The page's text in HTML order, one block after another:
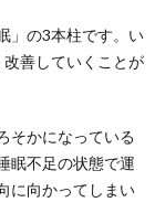
」の3本柱です。い
善していくことが
そかになっている
眠不足の状態で運
に向かってしまい